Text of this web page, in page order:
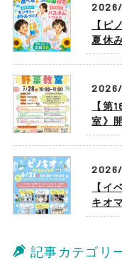
【ピ
夏休
【第
室》
【イ
キオ
記事カテゴリ